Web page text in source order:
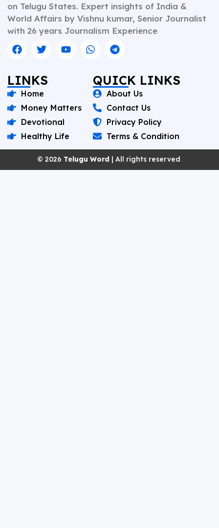
on Telugu States. Expert insights of India &
World Affairs by Vishnu kumar, Senior Journalist
with 26 years Journalism Experience
LINKS
Home
Money Matters
Devotional
Healthy Life
QUICK LINKS
About Us
Contact Us
Privacy Policy
Terms & Condition
© 2026 Telugu Word | All rights reserved